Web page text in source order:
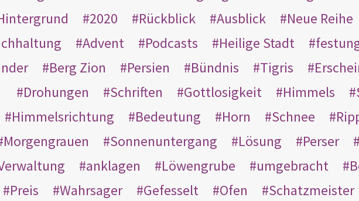
2020 Rückblick Ausblick Neue Reihe
Advent Podcasts Heilige Stadt
Berg Zion Persien Bündnis Tigris
Drohungen
Schriften Gottlosigkeit Himmels
Himmelsrichtung
Bedeutung Horn Schnee
Morgengrauen
Sonnenuntergang Lösung Perser
anklagen Löwengrube umgebracht
Preis
Wahrsager Gefesselt Ofen Schatzmeister